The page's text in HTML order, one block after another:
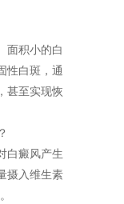
面积小的白
性白斑，通
甚至实现恢
白癜风产生
摄入维生素